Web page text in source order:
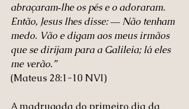
abraçaram‑lhe os pés e o adoraram.
Então, Jesus lhes disse: ― Não tenham
medo. Vão e digam aos meus irmãos
que se dirijam para a Galileia; lá eles
me verão.”
(Mateus‬ ‭28‬:‭1‬-‭10‬ ‭NVI‬‬)
A madrugada do primeiro dia da